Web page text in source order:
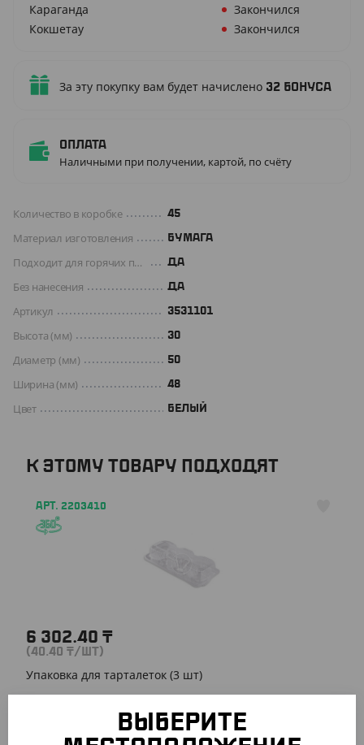
Караганда
Закончился
Кокшетау
Закончился
За эту покупку вам будет начислено 32 бонуса
Оплата
Наличными при получении, картой, по счёту
Количество в коробке 45
Материал изготовления БУМАГА
Подходит для горячих продуктов ДА
Без нанесения ДА
Артикул 3531101
Высота (мм) 30
Диаметр (мм) 50
Ширина (мм) 48
Цвет БЕЛЫЙ
К ЭТОМУ ТОВАРУ ПОДХОДЯТ
АРТ. 2203410
6 302.40 ₸
(40.40 ₸/ШТ)
Упаковка для тарталеток (3 шт)
ВЫБЕРИТЕ